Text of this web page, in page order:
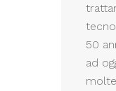
50
ad